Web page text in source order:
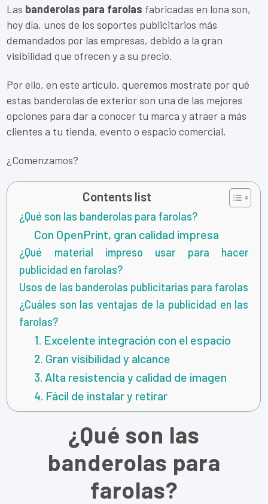
Las banderolas para farolas fabricadas en lona son,
hoy día, unos de los soportes publicitarios más
demandados por las empresas, debido a la gran
visibilidad que ofrecen y a su precio.
Por ello, en este artículo, queremos mostrate por qué
estas banderolas de exterior son una de las mejores
opciones para dar a conocer tu marca y atraer a más
clientes a tu tienda, evento o espacio comercial.
¿Comenzamos?
Contents list
¿Qué son las banderolas para farolas?
Con OpenPrint, gran calidad impresa
¿Qué material impreso usar para hacer
publicidad en farolas?
Usos de las banderolas publicitarias para farolas
¿Cuáles son las ventajas de la publicidad en las
farolas?
1. Excelente integración con el espacio
2. Gran visibilidad y alcance
3. Alta resistencia y calidad de imagen
4. Fácil de instalar y retirar
¿Qué son las
banderolas para
farolas?